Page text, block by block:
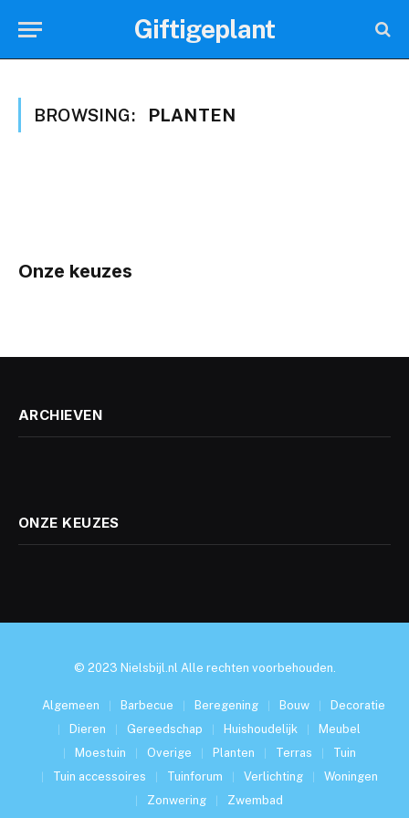
Giftigeplant
BROWSING: PLANTEN
Onze keuzes
ARCHIEVEN
ONZE KEUZES
© 2023 Nielsbijl.nl Alle rechten voorbehouden.
Algemeen Barbecue Beregening Bouw
Decoratie
Dieren
Gereedschap Huishoudelijk
Meubel
Moestuin
Overige Planten Terras
Tuin
Tuin accessoires
Tuinforum Verlichting
Woningen
Zonwering
Zwembad